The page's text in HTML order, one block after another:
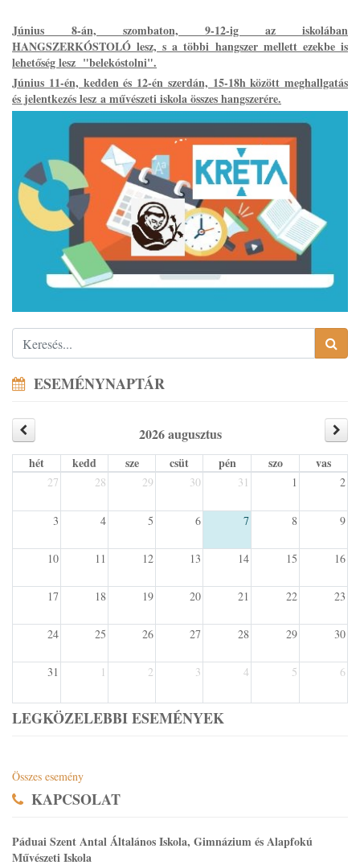
Június 8-án, szombaton, 9-12-ig az iskolában
HANGSZERKÓSTOLÓ lesz, s a többi hangszer mellett ezekbe is
lehetőség lesz "belekóstolni".
Június 11-én, kedden és 12-én szerdán, 15-18h között meghallgatás
és jelentkezés lesz a művészeti iskola összes hangszerére.
ESEMÉNYNAPTÁR
2026 augusztus
hét kedd sze csüt pén szo vas
27 28 29 30 31 1 2
3 4 5 6 7 8 9
10 11 12 13 14 15 16
17 18 19 20 21 22 23
24 25 26 27 28 29 30
31 1 2 3 4 5 6
LEGKÖZELEBBI ESEMÉNYEK
Összes esemény
KAPCSOLAT
Páduai Szent Antal Általános Iskola, Gimnázium és Alapfokú
Művészeti Iskola